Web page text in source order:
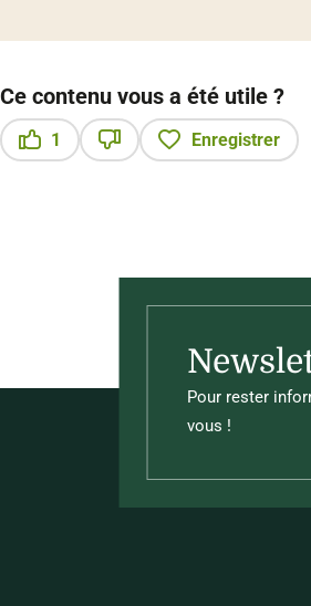
Ce contenu vous a été utile ?
1 Enregistrer
Pour rester
vous !